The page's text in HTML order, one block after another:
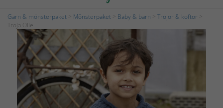
Garn & mönsterpaket Mönsterpaket Baby & barn Tröjor & koftor
Tröja Olle